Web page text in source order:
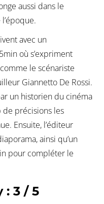
aussi dans le
avec un
où s’expriment
le scénariste
Giannetto De Rossi.
un historien du cinéma
de précisions les
Ensuite, l’éditeur
ainsi qu’un
pour compléter le
: 3 / 5